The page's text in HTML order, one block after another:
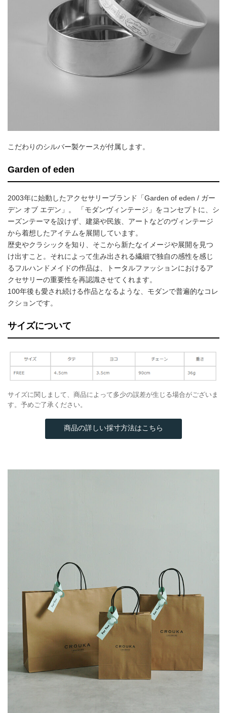
こだわりのシルバー製ケースが付属します。
Garden of eden
2003年に始動したアクセサリーブランド「Garden of eden / ガー
デン オブ エデン」。 「モダンヴィンテージ」をコンセプトに、シ
ーズンテーマを設けず、建築や民族、アートなどのヴィンテージ
から着想したアイテムを展開しています。
歴史やクラシックを知り、そこから新たなイメージや展開を見つ
け出すこと。それによって生み出される繊細で独自の感性を感じ
るフルハンドメイドの作品は、トータルファッションにおけるア
クセサリーの重要性を再認識させてくれます。
100年後も愛され続ける作品となるような、モダンで普遍的なコレ
クションです。
サイズについて
サイズに関しまして、商品によって多少の誤差が生じる場合がございま
す。予めご了承ください。
商品の詳しい採寸方法はこちら